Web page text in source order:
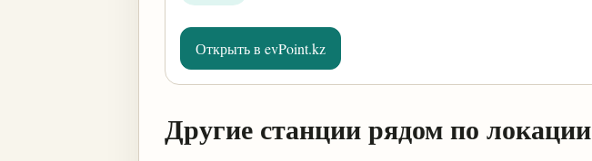
Открыть в evPoint.kz
Другие станции рядом по локации